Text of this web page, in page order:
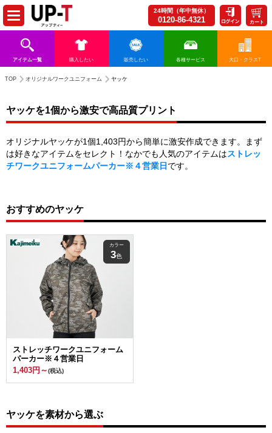
24時間（年中無休）
0120-86-4321 カート
アイテム一覧 購入したい 販売したい 各種サービス 大口・クラスT
TOP オリジナルワークユニフォーム ヤッケ
ヤッケを1個から激安で高品質プリント
オリジナルヤッケが1個1,403円から簡単に激安作成できます。まず
は好きなアイテムをセレクト！なかでも人気のアイテムはストレッ
チワークユニフォームパーカー※４営業日 です。
おすすめのヤッケ
ストレッチワークユニフォーム
パーカー※４営業日
1,403円～(税込)
カラー
3色
ヤッケを素材から選ぶ